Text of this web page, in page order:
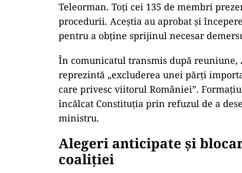
Teleorman. Toți cei 135 de membri
procedurii. Aceștia au aprobat și
pentru a obține sprijinul necesar
În comunicatul transmis după
reprezintă „excluderea unei părți
care privesc viitorul României”.
încălcat Constituția prin refuzul de a
ministru.
Alegeri anticipate și
coaliției